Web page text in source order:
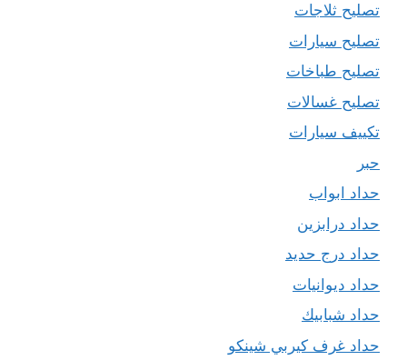
تصليح ثلاجات
تصليح سيارات
تصليح طباخات
تصليح غسالات
تكييف سيارات
حبر
حداد ابواب
حداد درابزين
حداد درج حديد
حداد ديوانيات
حداد شبابيك
حداد غرف كيربي شينكو